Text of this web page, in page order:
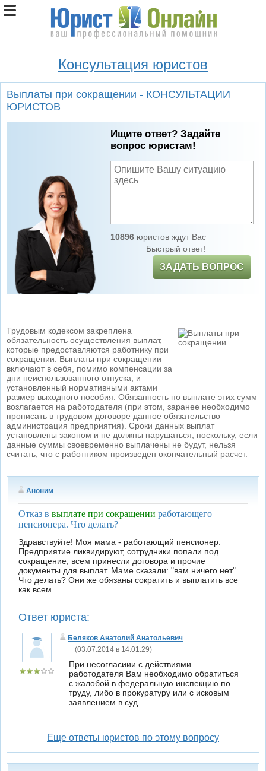
Консультация юристов
Выплаты при сокращении - КОНСУЛЬТАЦИИ
ЮРИСТОВ
Ищите ответ? Задайте
вопрос юристам!
10896юристов ждут Вас
Быстрый ответ!
ЗАДАТЬ ВОПРОС
Трудовым кодексом закреплена
обязательность осуществления выплат,
которые предоставляются работнику при
сокращении. Выплаты при сокращении
включают в себя, помимо компенсации за
дни неиспользованного отпуска, и
установленный нормативными актами
размер выходного пособия. Обязанность по выплате этих сумм
возлагается на работодателя (при этом, заранее необходимо
прописать в трудовом договоре данное обязательство
администрация предприятия). Сроки данных выплат
установлены законом и не должны нарушаться, поскольку, если
данные суммы своевременно выплачены не будут, нельзя
считать, что с работником произведен окончательный расчет.
Аноним
Отказ в выплате при сокращении работающего
пенсионера. Что делать?
Здравствуйте! Моя мама - работающий пенсионер.
Предприятие ликвидируют, сотрудники попали под
сокращение, всем принесли договора и прочие
документы для выплат. Маме сказали: "вам ничего нет".
Что делать? Они же обязаны сократить и выплатить все
как всем.
Ответ юриста:
Беляков Анатолий Анатольевич
(03.07.2014 в 14:01:29)
При несогласиии с действиями
работодателя Вам необходимо обратиться
с жалобой в федеральную инспекцию по
труду, либо в прокуратуру или с исковым
заявлением в суд.
Еще ответы юристов по этому вопросу